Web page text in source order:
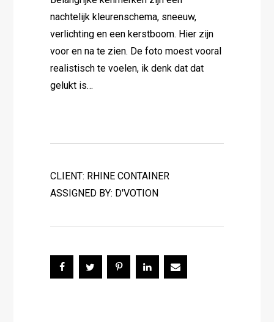
nachtelijk kleurenschema, sneeuw,
verlichting en een kerstboom. Hier zijn
voor en na te zien. De foto moest vooral
realistisch te voelen, ik denk dat dat
gelukt is…
CLIENT: RHINE CONTAINER
ASSIGNED BY: D'VOTION